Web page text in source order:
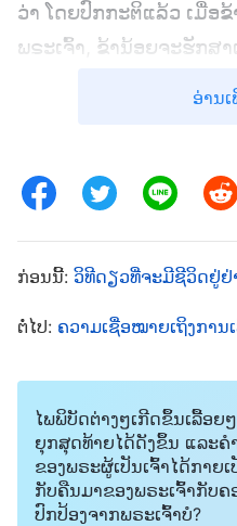
ວ່າ ໂດຍປົກກະຕິແລ້ວ ເມື່ອ
ພຣະເຈົ້າ, ຂ້ານ້ອຍຈະຮັກສ
ວ່າອ້າຍເອື້ອຍນ້ອງຂອງຂ້າ
ອຶດອັດຢູ່ສະເໝີ ແລະ ຕ້ອງກ
ວ່າ ຂ້ານ້ອຍເຂົ້າກັນງ່າຍກັບ
ສາຄົນໆໜຶ່ງ ແລະ ຂ້ານ້ອຍເ
ຕໍ່ຕ້ານຢ່າງລັບໆ ແລະ ແຂ່ງ
ສາມາດເປັນຄົນແບບນັ້ນໄດ້
ອ່ານ
ກ່ອນນີ້: ວິທີດຽວທີ່ຈະມີຊີວິດຢູ່ຢ່
ຕໍ່ໄປ: ຄວາມເຊື່ອໝາຍເຖິງການ
ໄພພິບັດຕ່າງໆເກີດຂຶ້ນເລື້ອ
ຍຸກສຸດທ້າຍໄດ້ດັງຂຶ້ນ ແລະ
ຂອງພຣະຜູ້ເປັນເຈົ້າໄດ້ກາຍ
ກັບຄືນມາຂອງພຣະເຈົ້າກັບ
ປົກປ້ອງຈາກພຣະເຈົ້າບໍ?